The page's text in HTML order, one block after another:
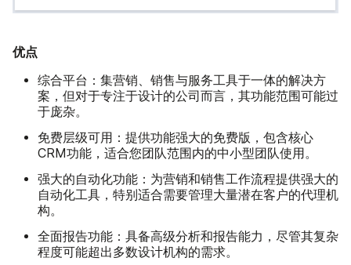
优点
综合平台： 集营销、销售与服务工具于一体的解决方
案，但对于专注于设计的公司而言，其功能范围可能过
于庞杂。
免费层级可用： 提供功能强大的免费版，包含核心
CRM功能，适合您团队范围内的中小型团队使用。
强大的自动化功能： 为营销和销售工作流程提供强大的
自动化工具，特别适合需要管理大量潜在客户的代理机
构。
全面报告功能： 具备高级分析和报告能力，尽管其复杂
程度可能超出多数设计机构的需求。